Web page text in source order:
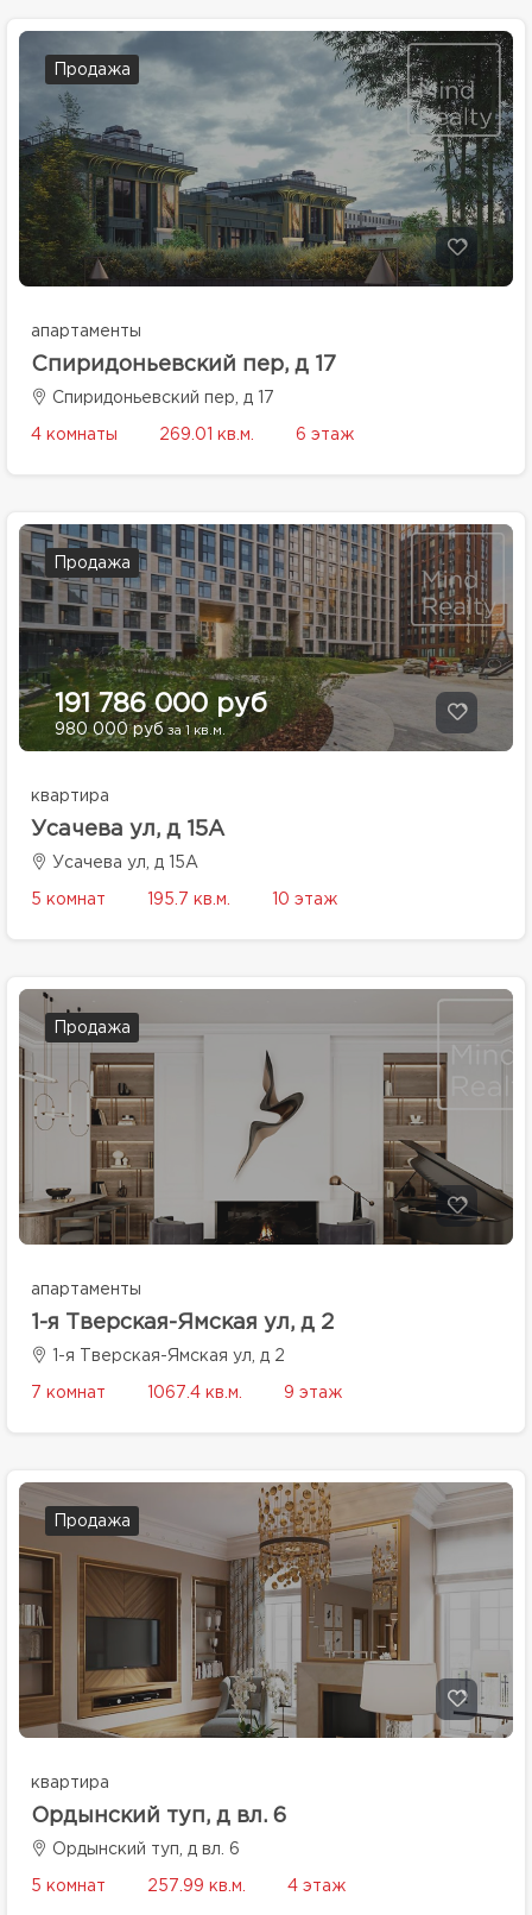
Продажа
апартаменты
Спиридоньевский пер, д 17
Спиридоньевский пер, д 17
4 комнаты 269.01 кв.м. 6 этаж
Продажа
191 786 000 руб
980 000 руб за 1 кв.м.
квартира
Усачева ул, д 15А
Усачева ул, д 15А
5 комнат 195.7 кв.м. 10 этаж
Продажа
апартаменты
1-я Тверская-Ямская ул, д 2
1-я Тверская-Ямская ул, д 2
7 комнат 1067.4 кв.м. 9 этаж
Продажа
квартира
Ордынский туп, д вл. 6
Ордынский туп, д вл. 6
5 комнат 257.99 кв.м. 4 этаж